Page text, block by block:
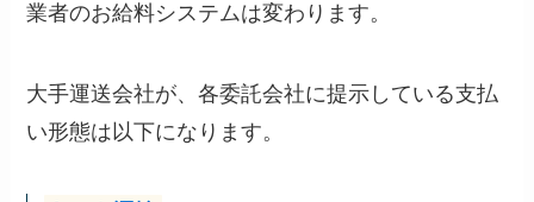
業者のお給料システムは変わります。
大手運送会社が、各委託会社に提示している支払
い形態は以下になります。